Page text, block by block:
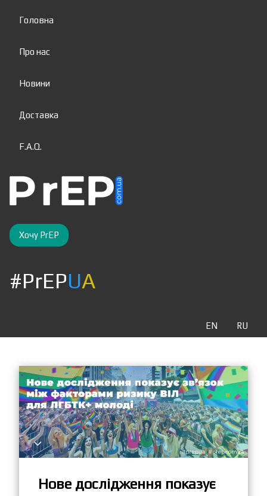
Головна
Про нас
Новини
Доставка
F.A.Q.
Хочу PrEP
#PrEPUA
RU
EN
Нове дослідження показує